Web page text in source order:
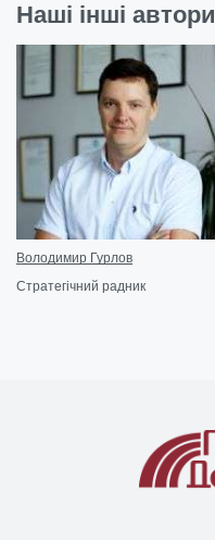
Наші інші автори
Володимир Гурлов
Стратегічний радник